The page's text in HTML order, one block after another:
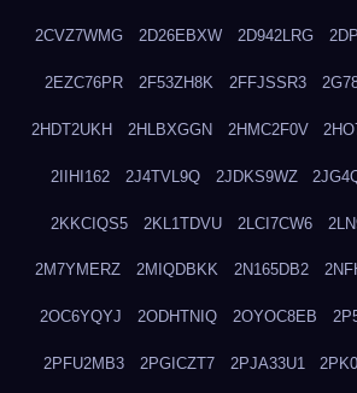
2CVZ7WMG 2D26EBXW 2D942LRG
2EZC76PR 2F53ZH8K 2FFJSSR3
2HDT2UKH 2HLBXGGN 2HMC2F0V
2IIHI162 2J4TVL9Q 2JDKS9WZ
2KKCIQS5 2KL1TDVU 2LCI7CW6
2M7YMERZ 2MIQDBKK 2N165DB2
2OC6YQYJ 2ODHTNIQ 2OYOC8EB
2PFU2MB3 2PGICZT7 2PJA33U1